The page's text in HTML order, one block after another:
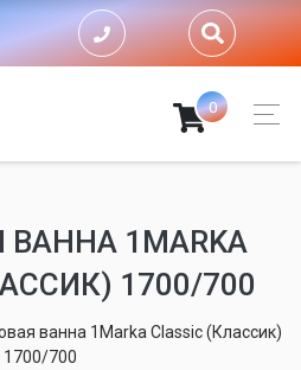
0
1MARKA
1700/700
ванна 1Marka Classic (Классик)
1700/700